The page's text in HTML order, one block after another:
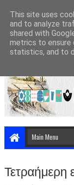
Τετραήμερη
This site uses
and to analyze
shared with
metrics to ensure
statistics, and to